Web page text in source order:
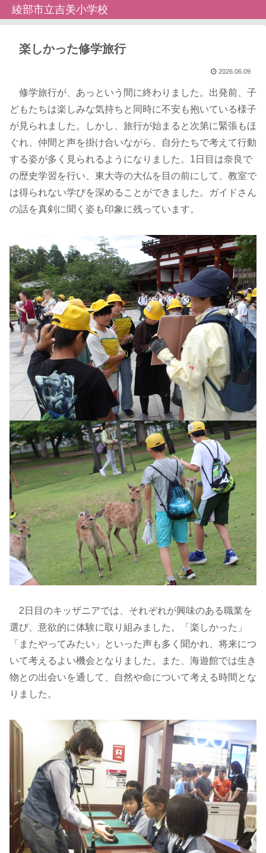
綾部市立吉美小学校
楽しかった修学旅行
2026.06.09
修学旅行が、あっという間に終わりました。出発前、子
どもたちは楽しみな気持ちと同時に不安も抱いている様子
が見られました。しかし、旅行が始まると次第に緊張もほ
ぐれ、仲間と声を掛け合いながら、自分たちで考えて行動
する姿が多く見られるようになりました。1日目は奈良で
の歴史学習を行い、東大寺の大仏を目の前にして、教室で
は得られない学びを深めることができました。ガイドさん
の話を真剣に聞く姿も印象に残っています。
2日目のキッザニアでは、それぞれが興味のある職業を
選び、意欲的に体験に取り組みました。「楽しかった」
「またやってみたい」といった声も多く聞かれ、将来につ
いて考えるよい機会となりました。また、海遊館では生き
物との出会いを通して、自然や命について考える時間とな
りました。